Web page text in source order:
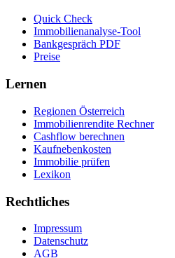
Quick Check
Immobilienanalyse-Tool
Bankgespräch PDF
Preise
Lernen
Regionen Österreich
Immobilienrendite Rechner
Cashflow berechnen
Kaufnebenkosten
Immobilie prüfen
Lexikon
Rechtliches
Impressum
Datenschutz
AGB